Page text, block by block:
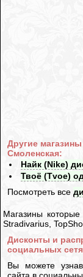
Другие
Смоленская:
Найк (Nike)
Твоё (Tvoe)
Посмотреть все
Магазины
Stradivarius,
Дисконты и
социальных
Вы можете